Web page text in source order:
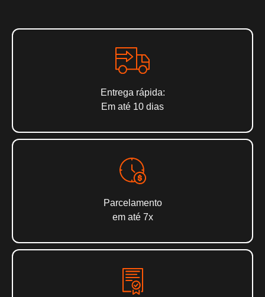
Entrega rápida:
Em até 10 dias
Parcelamento
em até 7x